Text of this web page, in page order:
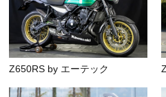
Z650RS by エーテック